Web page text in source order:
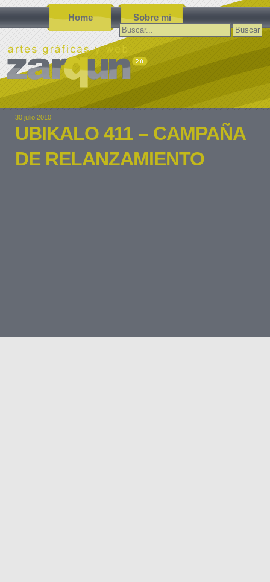
Home Sobre mi
Buscar:
30 julio 2010
UBIKALO 411 – CAMPAÑA
DE RELANZAMIENTO